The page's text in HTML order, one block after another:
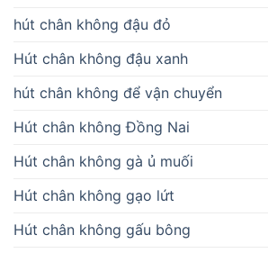
hút chân không đậu đỏ
Hút chân không đậu xanh
hút chân không để vận chuyển
Hút chân không Đồng Nai
Hút chân không gà ủ muối
Hút chân không gạo lứt
Hút chân không gấu bông